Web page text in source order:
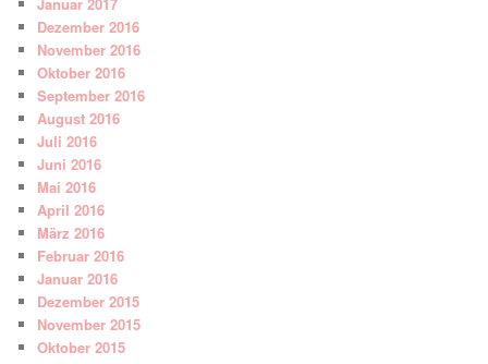
Dezember 2016
November 2016
Oktober 2016
September 2016
August 2016
Juli 2016
Juni 2016
Mai 2016
April 2016
März 2016
Februar 2016
Januar 2016
Dezember 2015
November 2015
Oktober 2015